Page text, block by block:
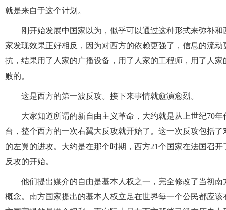
就是来自于这个计划。
刚开始发展中国家以为，似乎可以通过这种形式来弥补
家发现效果正好相反，因为对西方的依赖更强了，信息的流
抗，结果用了人家的广播设备，用了人家的工程师，用了人
败的。
这是西方的第一波反攻。接下来事情就愈演愈烈。
大家知道所谓的新自由主义革命，大约就是从上世纪70
台，整个西方的一次右翼大反攻就开始了。这一次反攻包括
的左翼的进攻。大约是在那个时期，西方21个国家在法国召
反攻的开始。
他们提出媒介的自由是基本人权之一，完全修改了当初
概念。南方国家提出的基本人权立足在世界每一个公民都应